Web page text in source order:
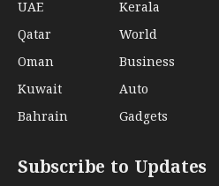
UAE
Qatar
Oman
Kuwait
Bahrain
Kerala
World
Business
Auto
Gadgets
Subscribe to Updates